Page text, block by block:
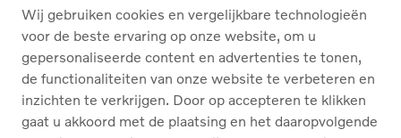
OVER ONS
Nederlands Français
Wij gebruiken cookies en vergelijkbare technologieën
voor de beste ervaring op onze website, om u
gepersonaliseerde content en advertenties te tonen,
de functionaliteiten van onze website te verbeteren en
inzichten te verkrijgen. Door op accepteren te klikken
gaat u akkoord met de plaatsing en het daaropvolgende